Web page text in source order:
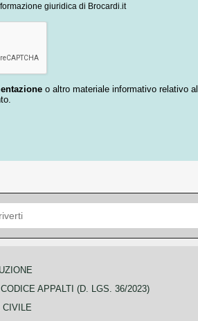
giuridica di Brocardi.it
o altro materiale informativo relativo
APPALTI (D. LGS. 36/2023)
CIVILE